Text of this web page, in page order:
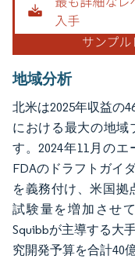
地域分析
北米は2025年収益の
における最大の地域
す。2024年11月の
FDAのドラフトガイ
を義務付け、米国拠
試験量を増加させ
Squibbが主導する大
究開発予算を合計40